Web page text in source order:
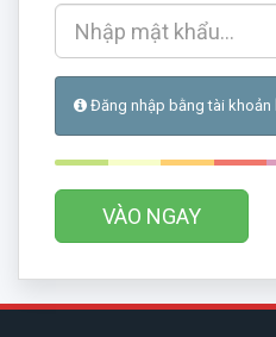
Đăng nhập bằng tài khoản